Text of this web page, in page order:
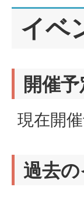
イベ
開催
現在開
過去